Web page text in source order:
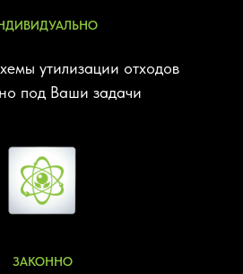
утилизации отходов
под Ваши задачи
ЗАКОННО